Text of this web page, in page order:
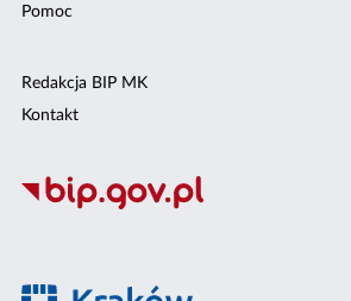
Pomoc
Redakcja BIP MK
Kontakt